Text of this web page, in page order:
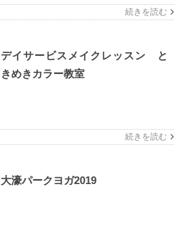
続きを読む
デイサービスメイクレッスン と
きめきカラー教室
続きを読む
大濠パークヨガ2019